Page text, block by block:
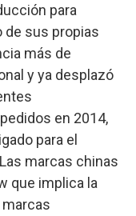
para
de sus propias
más de
y ya desplazó
en 2014,
para el
marcas chinas
que implica la